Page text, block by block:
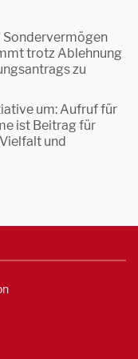
Sondervermögen
trotz Ablehnung
zu
um: Aufruf für
ist Beitrag für
und